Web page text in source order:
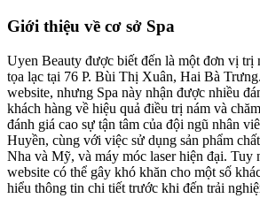
Giới thiệu về cơ sở Spa
Uyen Beauty được biết đến là một đơn vị trị
tọa lạc tại 76 P. Bùi Thị Xuân, Hai Bà
website, nhưng Spa này nhận được nhiều
khách hàng về hiệu quả điều trị nám và
đánh giá cao sự tận tâm của đội ngũ nhân
Huyền, cùng với việc sử dụng sản phẩm
Nha và Mỹ, và máy móc laser hiện đại. Tuy
website có thể gây khó khăn cho một số
hiểu thông tin chi tiết trước khi đến trải